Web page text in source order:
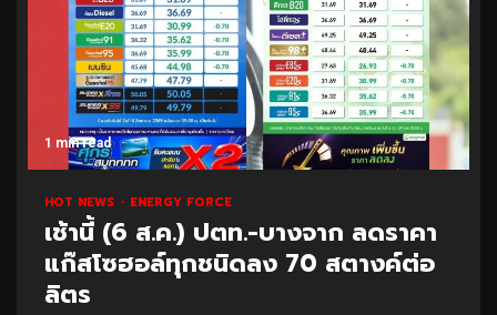
1 min read
HOT NEWS ENERGY FORCE
เช้านี้ (6 ส.ค.) ปตท.-บางจาก ลดราคา
แก๊สโซฮอล์ทุกชนิดลง 70 สตางค์ต่อ
ลิตร